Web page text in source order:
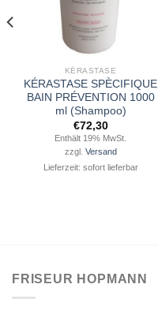
KÉRASTASE
KÉRASTASE SPÈCIFIQUE
BAIN PRÉVENTION 1000
ml (Shampoo)
€72,30
Enthält 19% MwSt.
zzgl. Versand
Lieferzeit: sofort lieferbar
FRISEUR HOPMANN